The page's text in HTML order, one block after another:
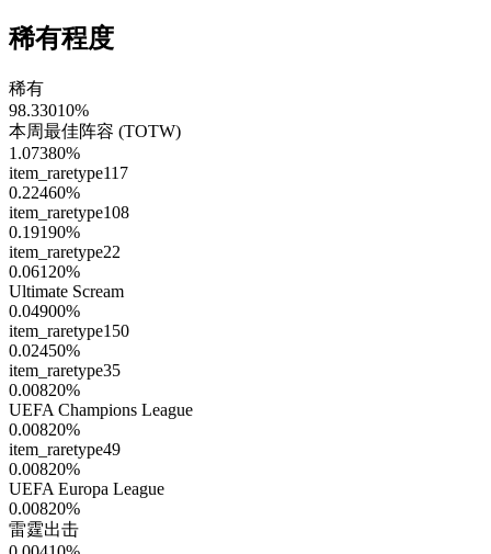
稀有程度
稀有
98.33010%
本周最佳阵容 (TOTW)
1.07380%
item_raretype117
0.22460%
item_raretype108
0.19190%
item_raretype22
0.06120%
Ultimate Scream
0.04900%
item_raretype150
0.02450%
item_raretype35
0.00820%
UEFA Champions League
0.00820%
item_raretype49
0.00820%
UEFA Europa League
0.00820%
雷霆出击